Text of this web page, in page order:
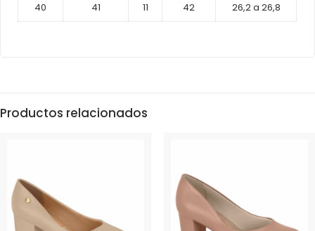
40 41 11 42 26,2 a 26,8
Productos relacionados